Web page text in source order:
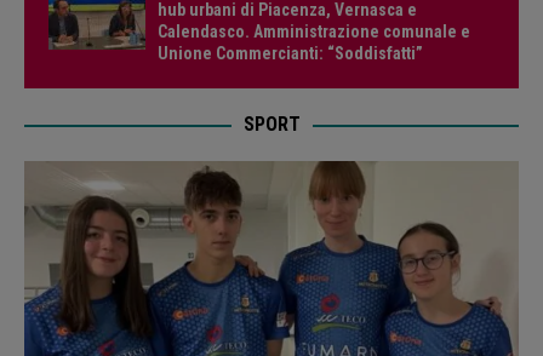
hub urbani di Piacenza, Vernasca e
Calendasco. Amministrazione comunale e
Unione Commercianti: “Soddisfatti”
SPORT